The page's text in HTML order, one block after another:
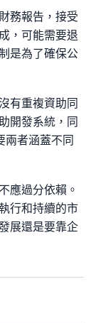
務報告，接受
，可能需要退
是為了確保公
有重複資助同
開發系統，同
兩者涵蓋不同
應過分依賴。
行和持續的市
展還是要靠企